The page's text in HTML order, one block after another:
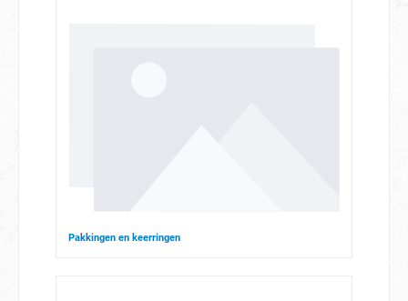
Pakkingen en keerringen